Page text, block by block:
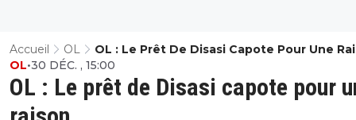
Accueil OL OL : Le Prêt De Disasi Capote Pour Une
OL : Le prêt de Disasi capote pour
OL•30 DÉC. , 15:00